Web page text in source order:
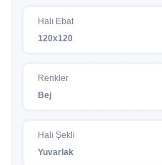
Halı Ebat
120x120
Renkler
Bej
Halı Şekli
Yuvarlak